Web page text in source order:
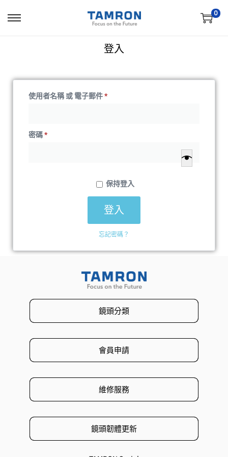
0
登入
使用者名稱 或 電子郵件*
密碼*
保持登入
登入
忘記密碼？
鏡頭分類
會員申請
維修服務
鏡頭韌體更新